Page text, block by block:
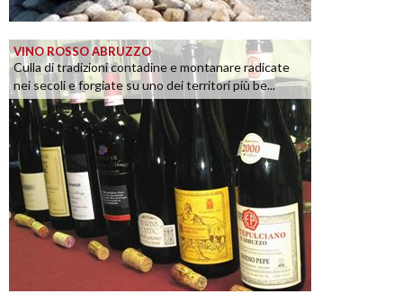
VINO ROSSO ABRUZZO
Culla di tradizioni contadine e montanare radicate
nei secoli e forgiate su uno dei territori più be...